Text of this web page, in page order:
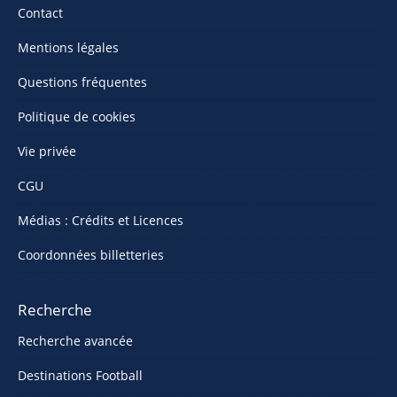
Contact
Mentions légales
Questions fréquentes
Politique de cookies
Vie privée
CGU
Médias : Crédits et Licences
Coordonnées billetteries
Recherche
Recherche avancée
Destinations Football